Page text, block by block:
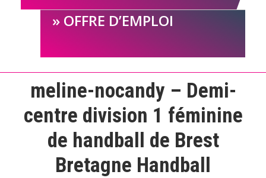
OFFRE D’EMPLOI
meline-nocandy – Demi-
centre division 1 féminine
de handball de Brest
Bretagne Handball